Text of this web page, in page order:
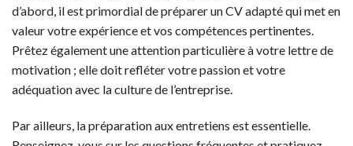
d’abord, il est primordial de préparer un CV adapté qui met en
valeur votre expérience et vos compétences pertinentes.
Prêtez également une attention particulière à votre lettre de
motivation ; elle doit refléter votre passion et votre
adéquation avec la culture de l’entreprise.
Par ailleurs, la préparation aux entretiens est essentielle.